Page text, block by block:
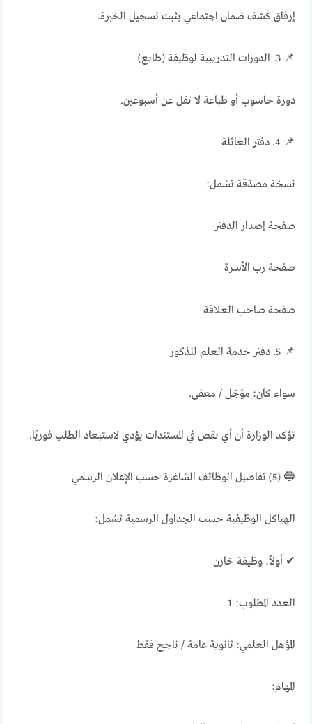
إرفاق كشف ضمان اجتماعي يثبت تسجيل الخبرة.
📌 3. الدورات التدريبية لوظيفة (طابع)
دورة حاسوب أو طباعة لا تقل عن أسبوعين.
📌 4. دفتر العائلة
نسخة مصدّقة تشمل:
صفحة إصدار الدفتر
صفحة رب الأسرة
صفحة صاحب العلاقة
📌 5. دفتر خدمة العلم للذكور
سواء كان: مؤجّل / معفى.
تؤكد الوزارة أن أي نقص في المستندات يؤدي لاستبعاد الطلب فوريًا.
🔵 (5) تفاصيل الوظائف الشاغرة حسب الإعلان الرسمي
الهياكل الوظيفية حسب الجداول الرسمية تشمل:
✔ أولاً: وظيفة خازن
العدد المطلوب: 1
المؤهل العلمي: ثانوية عامة / ناجح فقط
المهام: